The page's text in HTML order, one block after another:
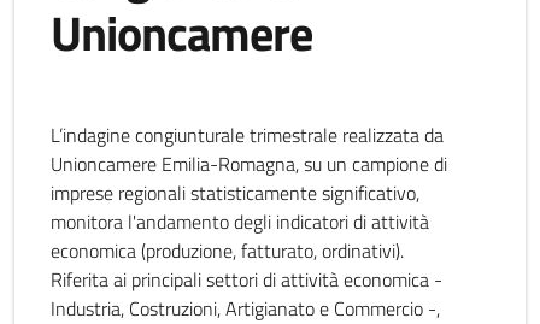
Unioncamere
L’indagine congiunturale trimestrale realizzata da
Unioncamere Emilia-Romagna, su un campione di
imprese regionali statisticamente significativo,
monitora l'andamento degli indicatori di attività
economica (produzione, fatturato, ordinativi).
Riferita ai principali settori di attività economica -
Industria, Costruzioni, Artigianato e Commercio -,